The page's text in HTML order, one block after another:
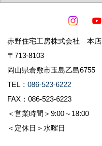
赤野住宅工房株式会社 本店
〒713-8103
岡山県倉敷市玉島乙島6755
TEL： 086-523-6222
FAX：086-523-6223
＜営業時間＞9:00～18:00
＜定休日＞水曜日